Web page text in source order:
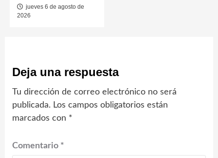
jueves 6 de agosto de
2026
Deja una respuesta
Tu dirección de correo electrónico no será
publicada. Los campos obligatorios están
marcados con *
Comentario *